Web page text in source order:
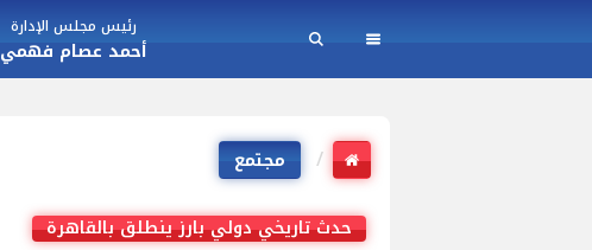
رئيس مجلس الإدارة
أحمد عصام فهمي
مجتمع
حدث تاريخي دولي بارز ينطلق بالقاهرة